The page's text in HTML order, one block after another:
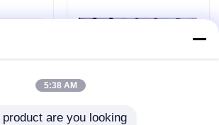
ーの導かれた表示
5:38 AM
are you looking